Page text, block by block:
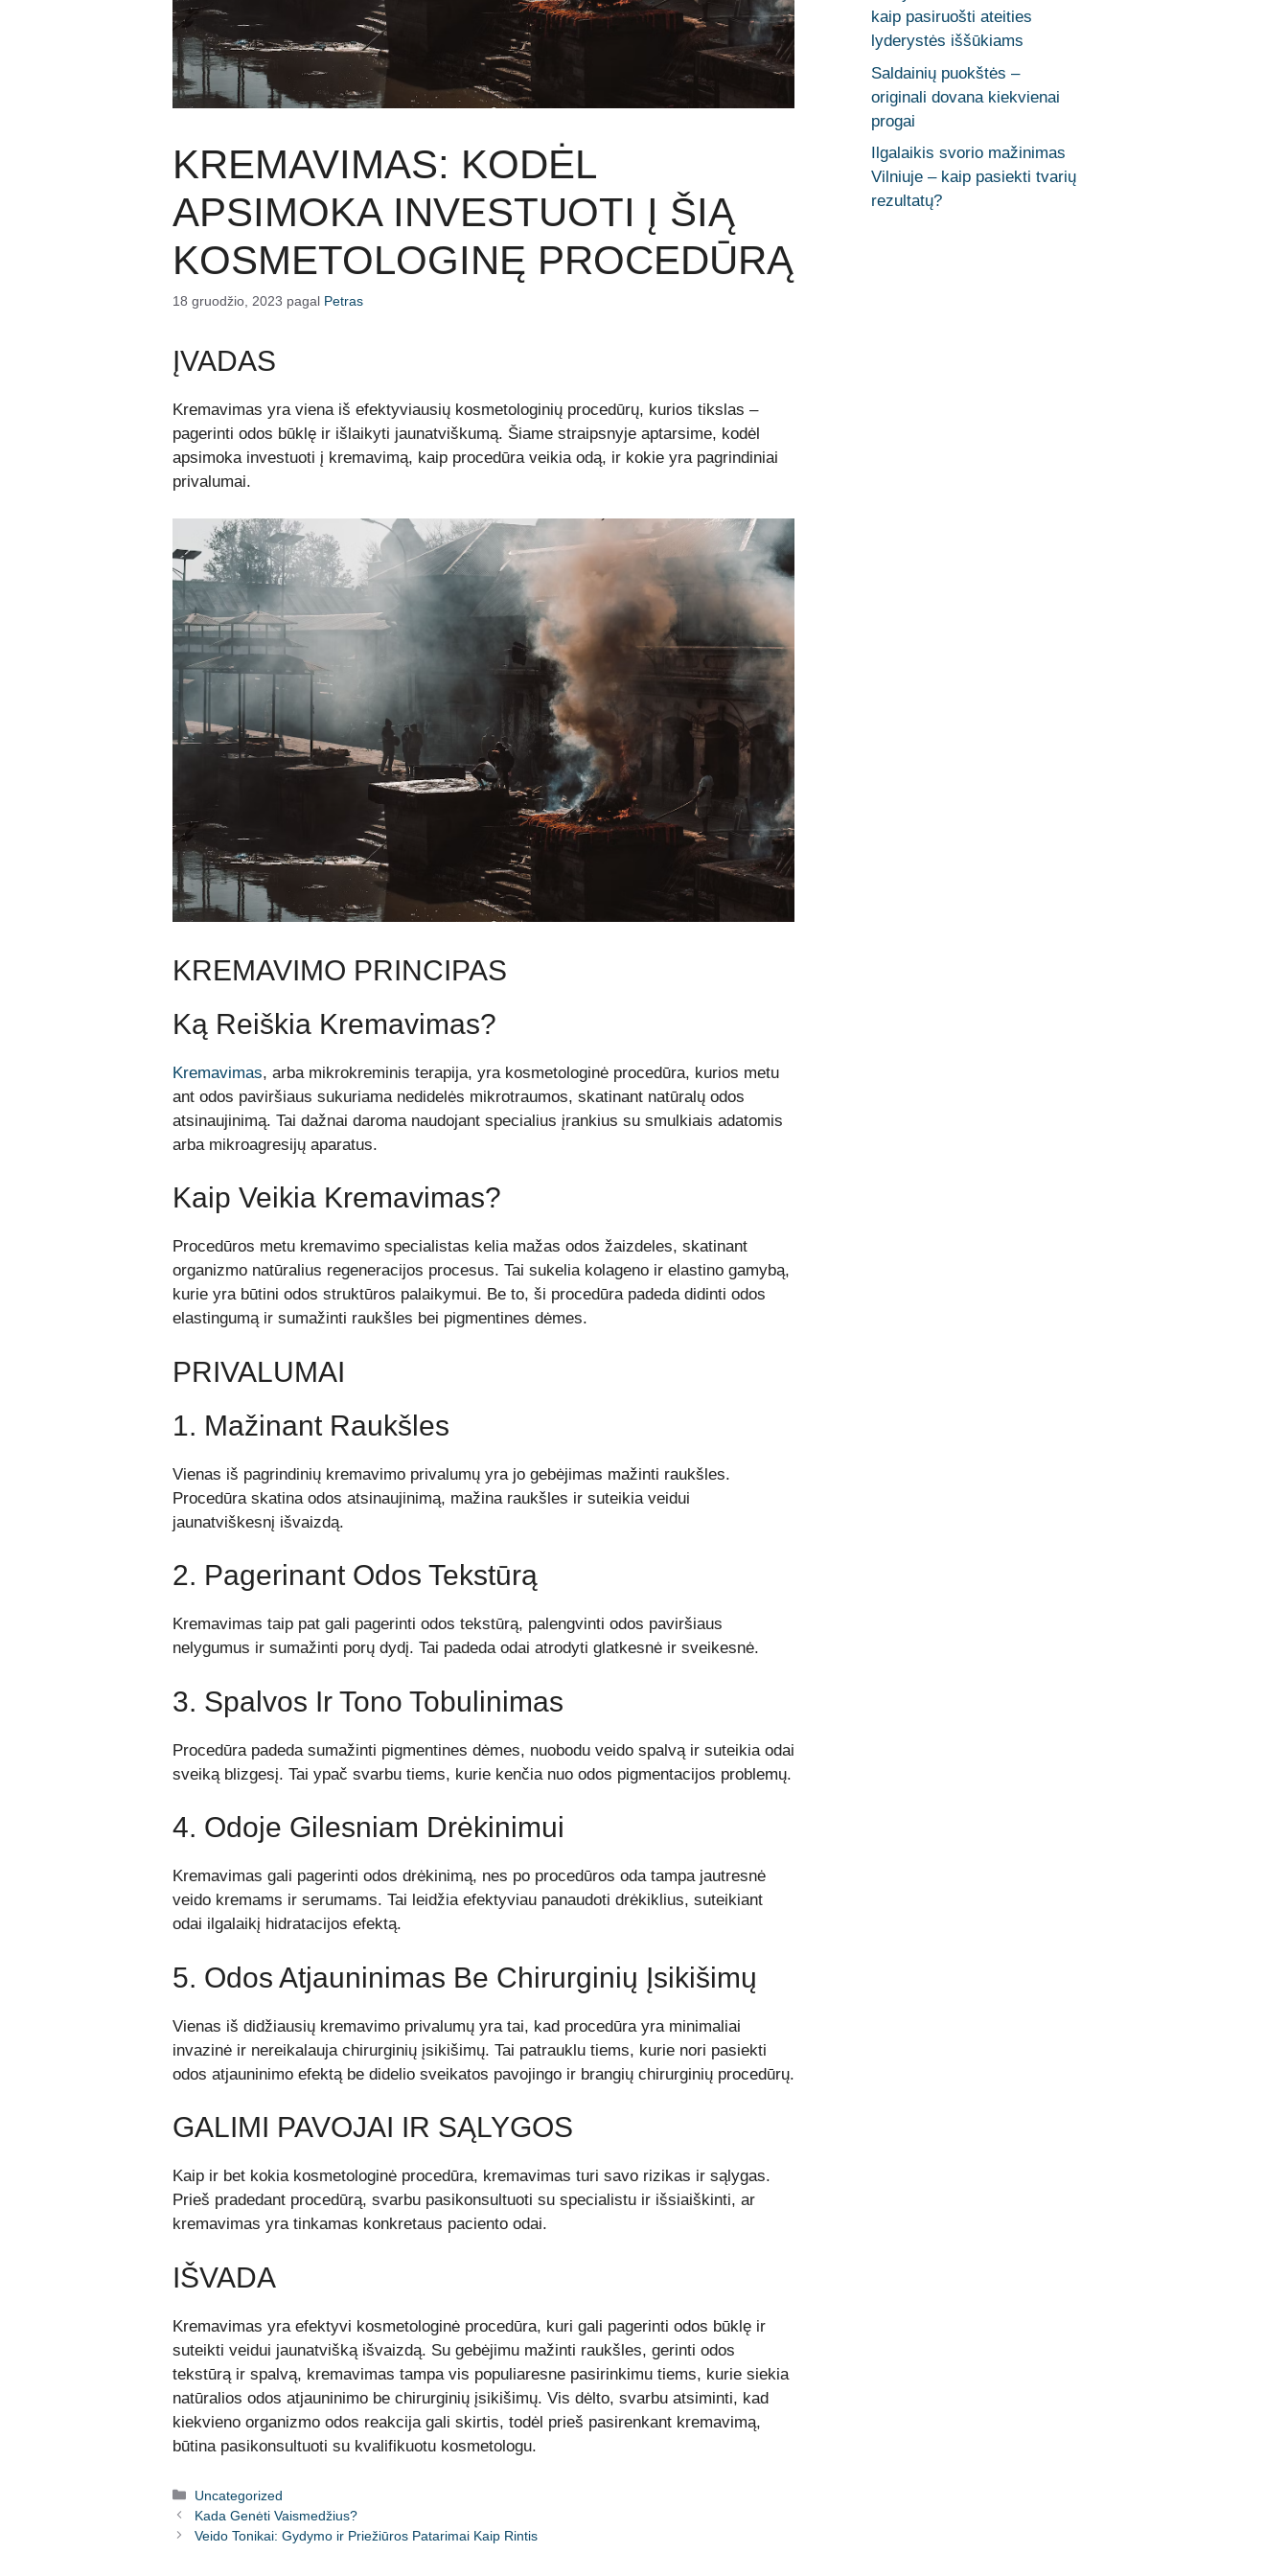
KREMAVIMAS: KODĖL
APSIMOKA INVESTUOTI Į ŠIĄ
KOSMETOLOGINĘ PROCEDŪRĄ
18 gruodžio, 2023 pagal Petras
ĮVADAS
Kremavimas yra viena iš efektyviausių kosmetologinių procedūrų, kurios tikslas –
pagerinti odos būklę ir išlaikyti jaunatviškumą. Šiame straipsnyje aptarsime, kodėl
apsimoka investuoti į kremavimą, kaip procedūra veikia odą, ir kokie yra pagrindiniai
privalumai.
KREMAVIMO PRINCIPAS
Ką Reiškia Kremavimas?
Kremavimas, arba mikrokreminis terapija, yra kosmetologinė procedūra, kurios metu
ant odos paviršiaus sukuriama nedidelės mikrotraumos, skatinant natūralų odos
atsinaujinimą. Tai dažnai daroma naudojant specialius įrankius su smulkiais adatomis
arba mikroagresijų aparatus.
Kaip Veikia Kremavimas?
Procedūros metu kremavimo specialistas kelia mažas odos žaizdeles, skatinant
organizmo natūralius regeneracijos procesus. Tai sukelia kolageno ir elastino gamybą,
kurie yra būtini odos struktūros palaikymui. Be to, ši procedūra padeda didinti odos
elastingumą ir sumažinti raukšles bei pigmentines dėmes.
PRIVALUMAI
1. Mažinant Raukšles
Vienas iš pagrindinių kremavimo privalumų yra jo gebėjimas mažinti raukšles.
Procedūra skatina odos atsinaujinimą, mažina raukšles ir suteikia veidui
jaunatviškesnį išvaizdą.
2. Pagerinant Odos Tekstūrą
Kremavimas taip pat gali pagerinti odos tekstūrą, palengvinti odos paviršiaus
nelygumus ir sumažinti porų dydį. Tai padeda odai atrodyti glatkesnė ir sveikesnė.
3. Spalvos Ir Tono Tobulinimas
Procedūra padeda sumažinti pigmentines dėmes, nuobodu veido spalvą ir suteikia odai
sveiką blizgesį. Tai ypač svarbu tiems, kurie kenčia nuo odos pigmentacijos problemų.
4. Odoje Gilesniam Drėkinimui
Kremavimas gali pagerinti odos drėkinimą, nes po procedūros oda tampa jautresnė
veido kremams ir serumams. Tai leidžia efektyviau panaudoti drėkiklius, suteikiant
odai ilgalaikį hidratacijos efektą.
5. Odos Atjauninimas Be Chirurginių Įsikišimų
Vienas iš didžiausių kremavimo privalumų yra tai, kad procedūra yra minimaliai
invazinė ir nereikalauja chirurginių įsikišimų. Tai patrauklu tiems, kurie nori pasiekti
odos atjauninimo efektą be didelio sveikatos pavojingo ir brangių chirurginių procedūrų.
GALIMI PAVOJAI IR SĄLYGOS
Kaip ir bet kokia kosmetologinė procedūra, kremavimas turi savo rizikas ir sąlygas.
Prieš pradedant procedūrą, svarbu pasikonsultuoti su specialistu ir išsiaiškinti, ar
kremavimas yra tinkamas konkretaus paciento odai.
IŠVADA
Kremavimas yra efektyvi kosmetologinė procedūra, kuri gali pagerinti odos būklę ir
suteikti veidui jaunatvišką išvaizdą. Su gebėjimu mažinti raukšles, gerinti odos
tekstūrą ir spalvą, kremavimas tampa vis populiaresne pasirinkimu tiems, kurie siekia
natūralios odos atjauninimo be chirurginių įsikišimų. Vis dėlto, svarbu atsiminti, kad
kiekvieno organizmo odos reakcija gali skirtis, todėl prieš pasirenkant kremavimą,
būtina pasikonsultuoti su kvalifikuotu kosmetologu.
Kategorijos
Uncategorized
Kada Genėti Vaismedžius?
Veido Tonikai: Gydymo ir Priežiūros Patarimai Kaip Rintis
kaip pasiruošti ateities
lyderystės iššūkiams
Saldainių puokštės –
originali dovana kiekvienai
progai
Ilgalaikis svorio mažinimas
Vilniuje – kaip pasiekti tvarių
rezultatų?